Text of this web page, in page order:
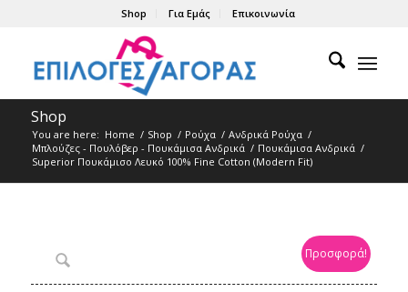
Shop Για Εμάς Επικοινωνία
Shop
You are here: Home / Shop / Ρούχα / Ανδρικά Ρούχα /
Μπλούζες - Πουλόβερ - Πουκάμισα Ανδρικά / Πουκάμισα Ανδρικά /
Superior Πουκάμισο Λευκό 100% Fine Cotton (Modern Fit)
Προσφορά!